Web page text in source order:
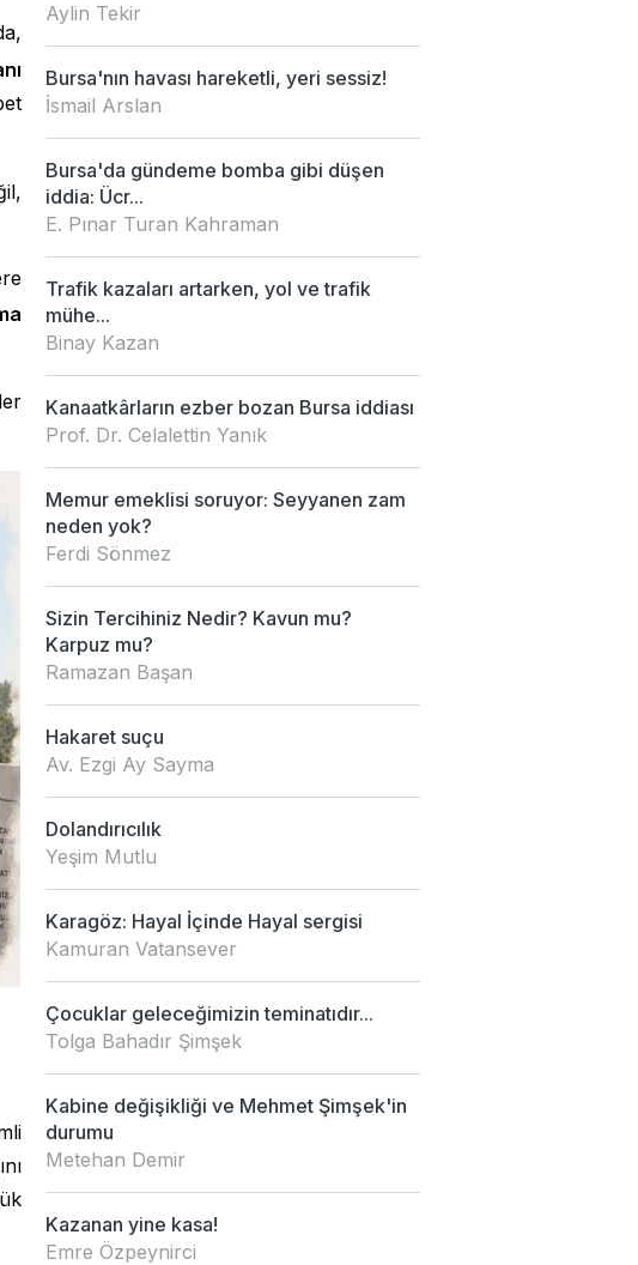
Aylin Tekir
Bursa'nın havası hareketli, yeri sessiz!
İsmail Arslan
Bursa'da gündeme bomba gibi düşen
iddia: Ücr...
E. Pınar Turan Kahraman
Trafik kazaları artarken, yol ve trafik
mühe...
Binay Kazan
Kanaatkârların ezber bozan Bursa iddiası
Prof. Dr. Celalettin Yanık
Memur emeklisi soruyor: Seyyanen zam
neden yok?
Ferdi Sönmez
Sizin Tercihiniz Nedir? Kavun mu?
Karpuz mu?
Ramazan Başan
Hakaret suçu
Av. Ezgi Ay Sayma
Dolandırıcılık
Yeşim Mutlu
Karagöz: Hayal İçinde Hayal sergisi
Kamuran Vatansever
Çocuklar geleceğimizin teminatıdır...
Tolga Bahadır Şimşek
Kabine değişikliği ve Mehmet Şimşek'in
durumu
Metehan Demir
Kazanan yine kasa!
Emre Özpeynirci